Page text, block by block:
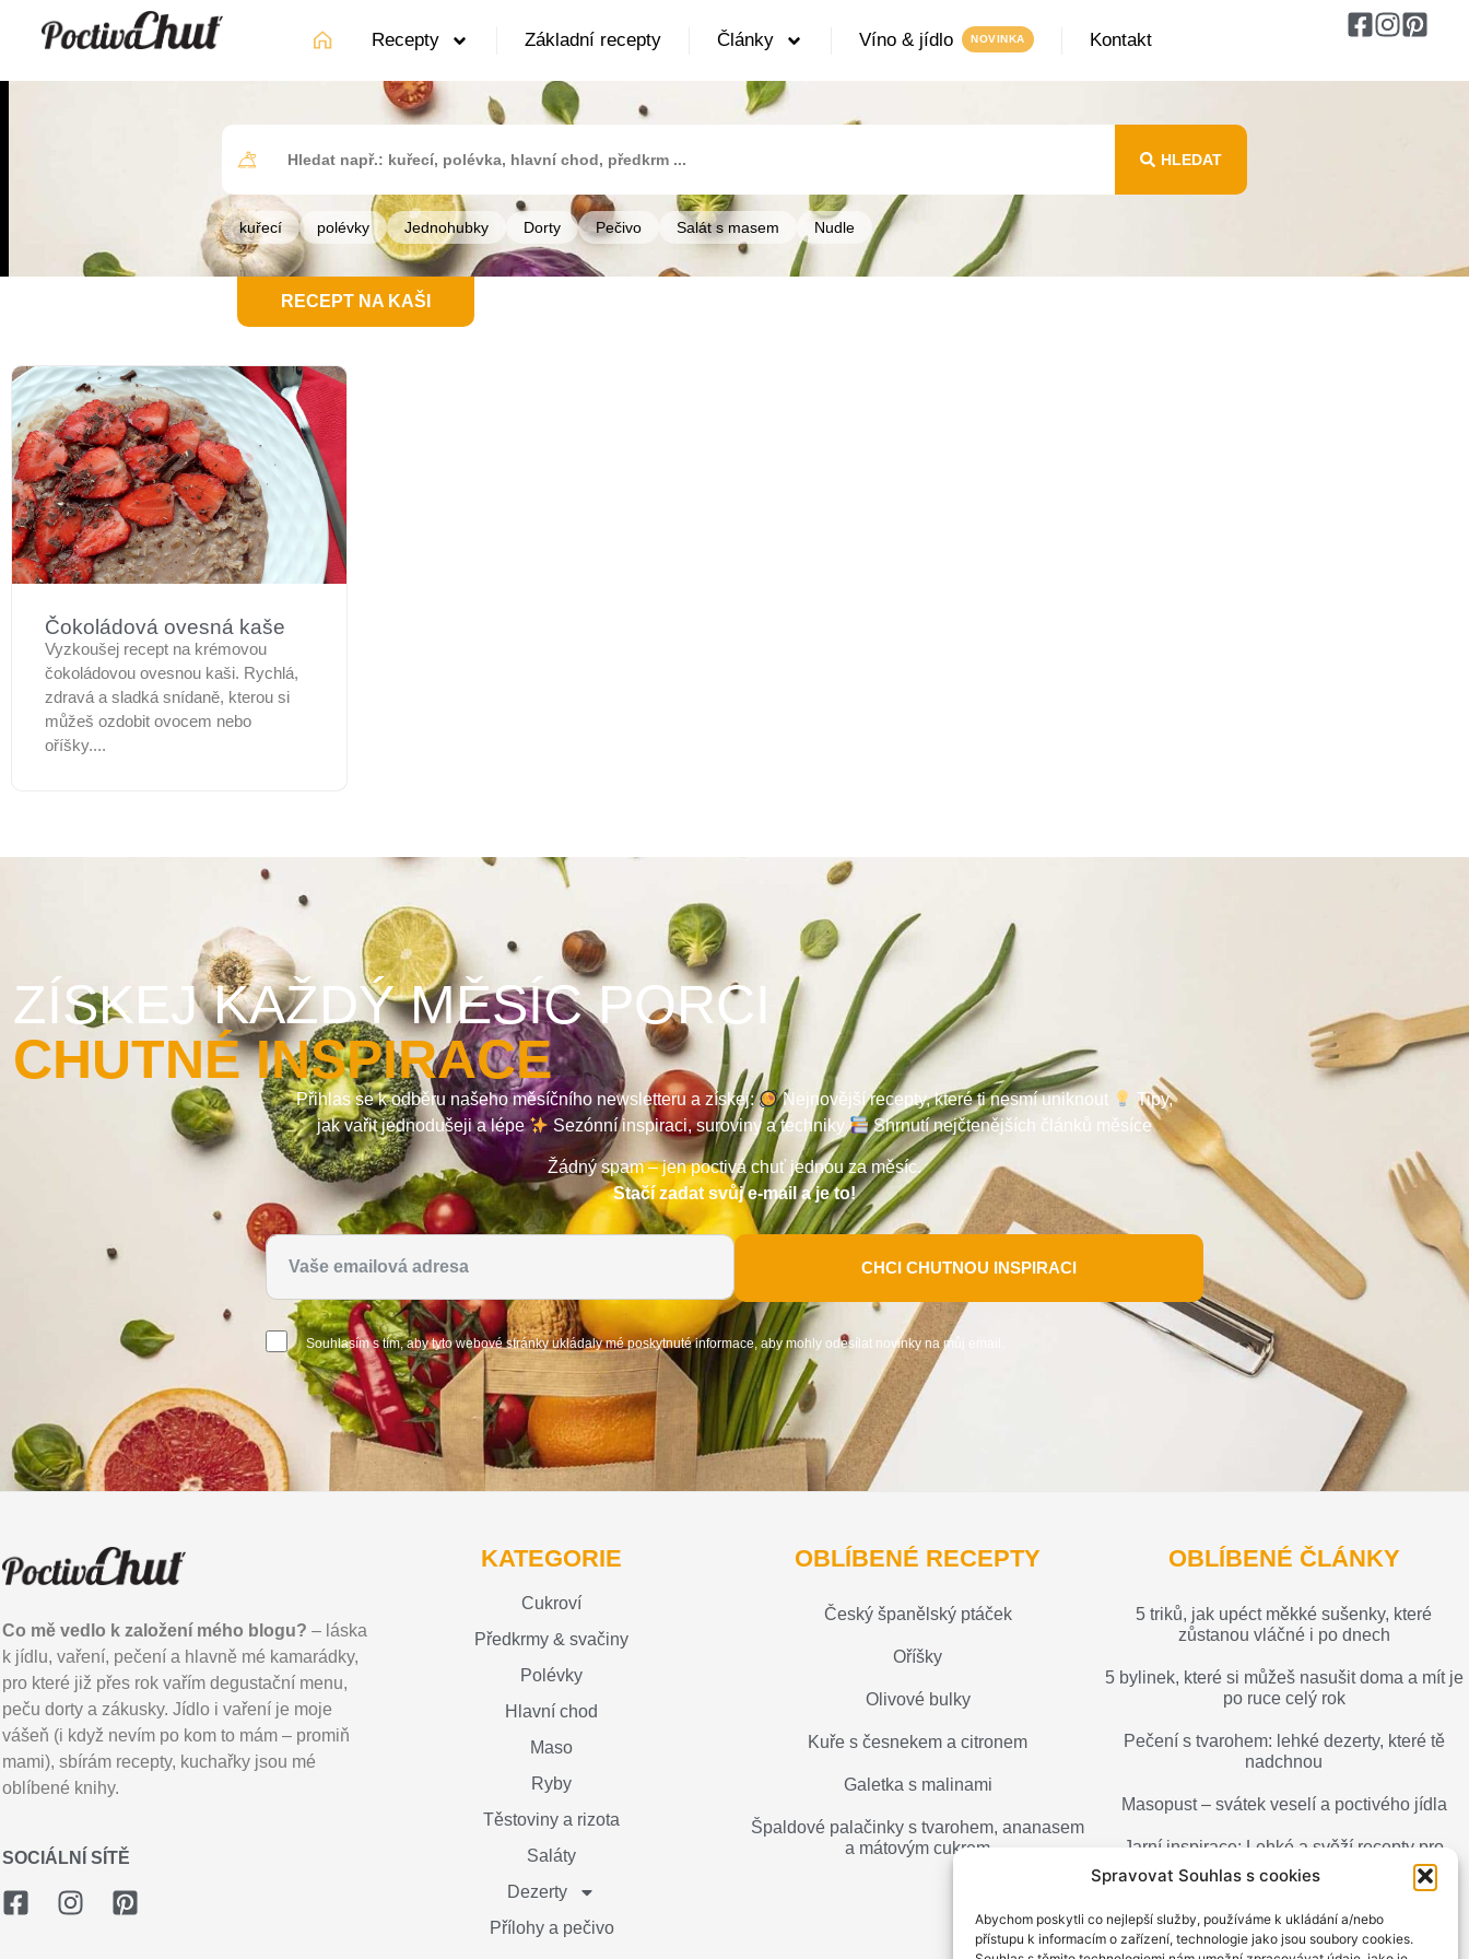
Spravovat Souhlas s cookies
Abychom poskytli co nejlepší služby, používáme k ukládání a/nebo
přístupu k informacím o zařízení, technologie jako jsou soubory cookies.
Recepty Základní recepty Články Víno & jídlo Kontakt
HLEDAT
kuřecí polévky Jednohubky Dorty Pečivo Salát s masem Nudle
RECEPT NA KAŠI
Čokoládová ovesná kaše
Vyzkoušej recept na krémovou
čokoládovou ovesnou kaši. Rychlá,
zdravá a sladká snídaně, kterou si
můžeš ozdobit ovocem nebo
oříšky....
ZÍSKEJ KAŽDÝ MĚSÍC PORCI
CHUTNÉ INSPIRACE
Přihlas se k odběru našeho měsíčního newsletteru a získej: Nejnovější recepty, které ti nesmí uniknout
Tipy,
jak vařit jednodušeji a lépe
Sezónní inspiraci, suroviny a techniky Shrnutí nejčtenějších článků měsíce
Žádný spam – jen poctivá chuť jednou za měsíc.
Stačí zadat svůj e-mail a je to!
CHCI CHUTNOU INSPIRACI
Souhlasím s tím, aby tyto webové stránky ukládaly mé poskytnuté informace, aby mohly odesílat novinky na můj email.
Co mě vedlo k založení mého blogu? – láska
k jídlu, vaření, pečení a hlavně mé kamarádky,
pro které již přes rok vařím degustační menu,
peču dorty a zákusky. Jídlo i vaření je moje
vášeň (i když nevím po kom to mám – promiň
mami), sbírám recepty, kuchařky jsou mé
oblíbené knihy.
SOCIÁLNÍ SÍTĚ
KATEGORIE
Cukroví
Předkrmy & svačiny
Polévky
Hlavní chod
Maso
Ryby
Těstoviny a rizota
Saláty
Dezerty
Přílohy a pečivo
OBLÍBENÉ RECEPTY
Český španělský ptáček
Oříšky
Olivové bulky
Kuře s česnekem a citronem
Galetka s malinami
Špaldové palačinky s tvarohem, ananasem
a mátovým cukrem
OBLÍBENÉ ČLÁNKY
5 triků, jak upéct měkké sušenky, které
zůstanou vláčné i po dnech
5 bylinek, které si můžeš nasušit doma a mít je
po ruce celý rok
Pečení s tvarohem: lehké dezerty, které tě
nadchnou
Masopust – svátek veselí a poctivého jídla
Jarní inspirace: Lehké a svěží recepty pro
probouzející se chuťové pohárky
Kvašené limonády – osvěžení plné chuti
a zdraví